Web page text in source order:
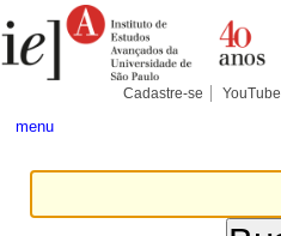
para
conteúdo.
Pessoais
Cadastre-se YouTube
menu